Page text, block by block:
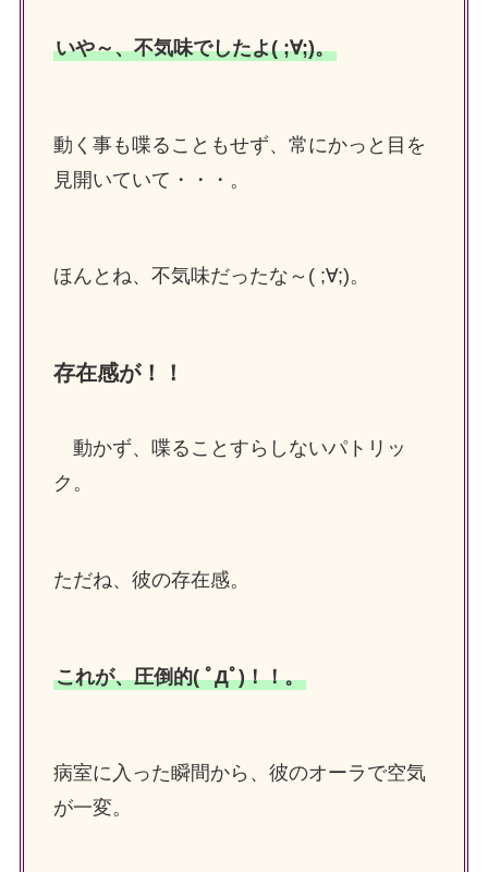
いや～、不気味でしたよ( ;∀;)。
動く事も喋ることもせず、常にかっと目を
見開いていて・・・。
ほんとね、不気味だったな～( ;∀;)。
存在感が！！
動かず、喋ることすらしないパトリッ
ク。
ただね、彼の存在感。
これが、圧倒的( ﾟДﾟ)！！。
病室に入った瞬間から、彼のオーラで空気
が一変。